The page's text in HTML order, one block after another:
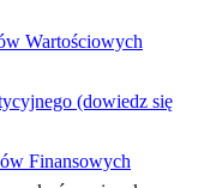
Wartościowych
(dowiedz się
Finansowych